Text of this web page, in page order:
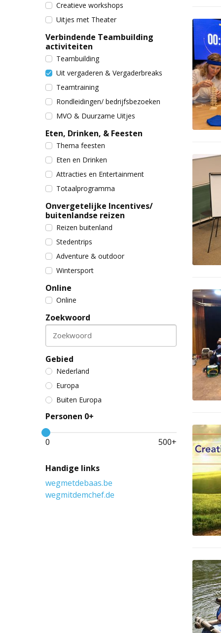
Creatieve workshops
Uitjes met Theater
Verbindende Teambuilding
activiteiten
Teambuilding
Uit vergaderen & Vergaderbreaks
Teamtraining
Rondleidingen/ bedrijfsbezoeken
MVO & Duurzame Uitjes
Eten, Drinken, & Feesten
Thema feesten
Eten en Drinken
Attracties en Entertainment
Totaalprogramma
Onvergetelijke Incentives/
buitenlandse reizen
Reizen buitenland
Stedentrips
Adventure & outdoor
Wintersport
Online
Online
Zoekwoord
Zoekwoord
Gebied
Nederland
Europa
Buiten Europa
Personen 0+
0 500+
Handige links
wegmetdebaas.be
wegmitdemchef.de